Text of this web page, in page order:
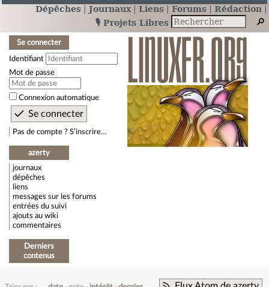
Dépêches Journaux Liens Forums
Rédaction
🎙️ Projets Libres
Se connecter
Identifiant
Mot de passe
Connexion automatique
Pas de compte ? S’inscrire…
azerty
journaux
dépêches
liens
messages sur les forums
entrées du suivi
ajouts au wiki
commentaires
Derniers
contenus